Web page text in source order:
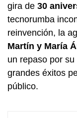
gira de 30
tecnorumba
reinvención, la
Martín y María
un repaso por
grandes éxitos
público.